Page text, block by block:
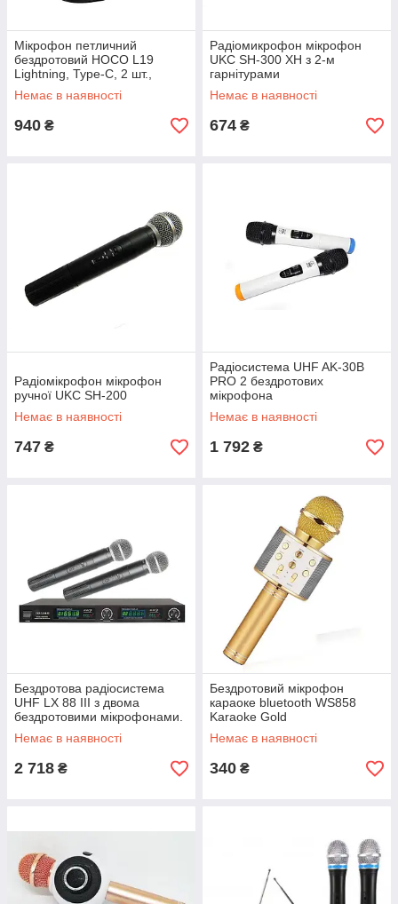
Мікрофон петличний
бездротовий HOCO L19
Lightning, Type-C, 2 шт.,
чорний
Немає в наявності
940 ₴
Радіомикрофон мікрофон
UKC SH-300 XH з 2-м
гарнітурами
Немає в наявності
674 ₴
Радіомікрофон мікрофон
ручної UKC SH-200
Немає в наявності
747 ₴
Радіосистема UHF AK-30B
PRO 2 бездротових
мікрофона
Немає в наявності
1 792 ₴
Бездротова радіосистема
UHF LX 88 III з двома
бездротовими мікрофонами.
Немає в наявності
2 718 ₴
Бездротовий мікрофон
караоке bluetooth WS858
Karaoke Gold
Немає в наявності
340 ₴